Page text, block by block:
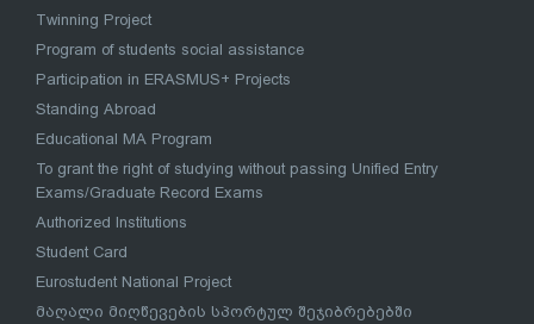
Twinning Project
Program of students social assistance
Participation in ERASMUS+ Projects
Standing Abroad
Educational MA Program
To grant the right of studying without passing Unified Entry
Exams/Graduate Record Exams
Authorized Institutions
Student Card
Eurostudent National Project
მაღალი მიღწევების სპორტულ შეჯიბრებებში